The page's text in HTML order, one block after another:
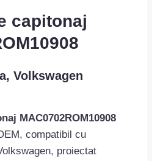
capitonaj
Volkswagen
MAC0702ROM10908
compatibil cu
proiectat